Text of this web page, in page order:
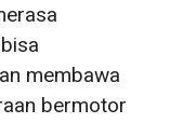
membawa
bermotor